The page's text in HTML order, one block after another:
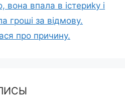
вона впала в істериkу і
гроші за відмову.
про причину.